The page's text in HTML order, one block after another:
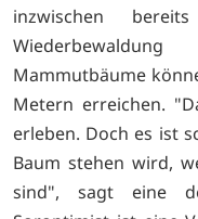
inzwischen
Mammutbäume
Metern erreichen.
erleben. Doch es ist
Baum stehen wird,
sind", sagt eine